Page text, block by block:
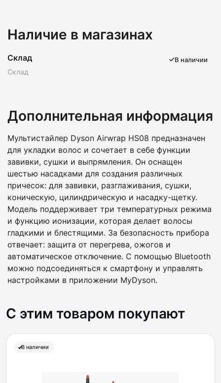
Наличие в магазинах
Склад
Склад
В наличии
Дополнительная информация
Мультистайлер Dyson Airwrap HS08 предназначен
для укладки волос и сочетает в себе функции
завивки, сушки и выпрямления. Он оснащен
шестью насадками для создания различных
причесок: для завивки, разглаживания, сушки,
коническую, цилиндрическую и насадку-щетку.
Модель поддерживает три температурных режима
и функцию ионизации, которая делает волосы
гладкими и блестящими. За безопасность прибора
отвечает: защита от перегрева, ожогов и
автоматическое отключение. С помощью Bluetooth
можно подсоединяться к смартфону и управлять
настройками в приложении MyDyson.
С этим товаром покупают
В наличии